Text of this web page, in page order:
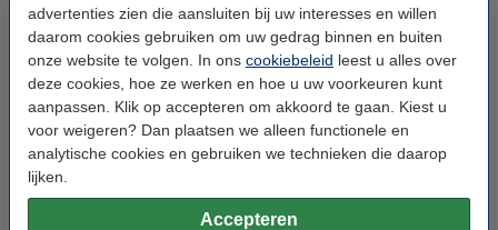
advertenties zien die aansluiten bij uw interesses en willen
daarom cookies gebruiken om uw gedrag binnen en buiten
onze website te volgen. In ons cookiebeleid leest u alles over
deze cookies, hoe ze werken en hoe u uw voorkeuren kunt
aanpassen. Klik op accepteren om akkoord te gaan. Kiest u
voor weigeren? Dan plaatsen we alleen functionele en
analytische cookies en gebruiken we technieken die daarop
lijken.
Accepteren
TP-Link TBL-71A2000 accu